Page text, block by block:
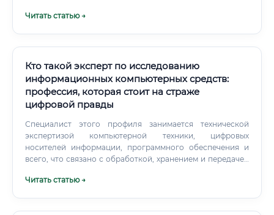
Читать статью →
Кто такой эксперт по исследованию
информационных компьютерных средств:
профессия, которая стоит на страже
цифровой правды
Специалист этого профиля занимается технической
экспертизой компьютерной техники, цифровых
носителей информации, программного обеспечения и
всего, что связано с обработкой, хранением и передачей
двух миров — технического и правового. Он работает в
Читать статью →